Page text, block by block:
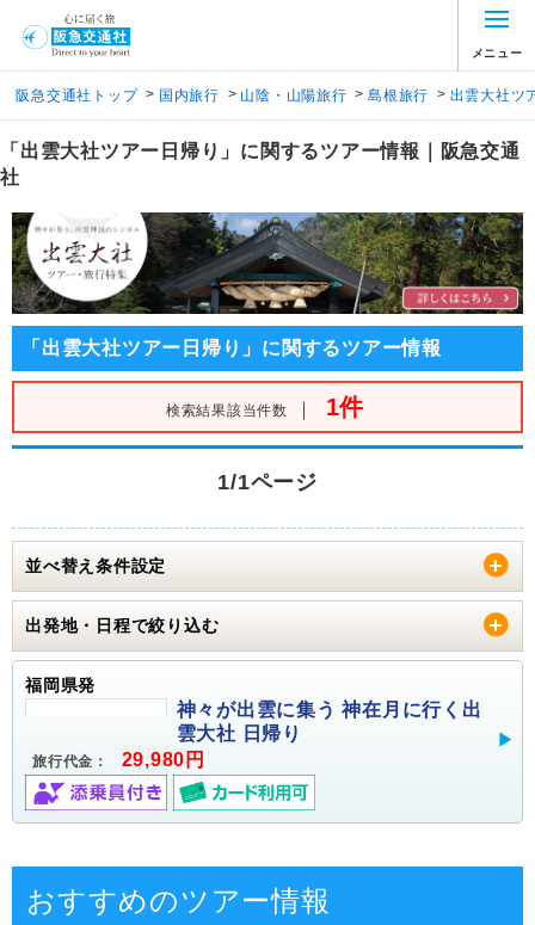
メニュー
阪急交通社トップ > 国内旅行 > 山陰・山陽旅行 > 島根旅行 > 出雲大社ツ
「出雲大社ツアー日帰り」に関するツアー情報｜阪急交通
社
「出雲大社ツアー日帰り」に関するツアー情報
検索結果該当件数 ｜ 1件
1/1ページ
並べ替え条件設定
出発地・日程で絞り込む
福岡県発
神々が出雲に集う 神在月に行く出
雲大社 日帰り
旅行代金： 29,980円
おすすめのツアー情報